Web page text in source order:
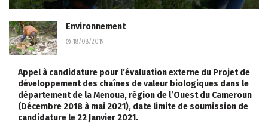
Environnement
18/08/2019
Appel à candidature pour l’évaluation externe du Projet de
développement des chaînes de valeur biologiques dans le
département de la Menoua, région de l’Ouest du Cameroun
(Décembre 2018 à mai 2021), date limite de soumission de
candidature le 22 Janvier 2021.